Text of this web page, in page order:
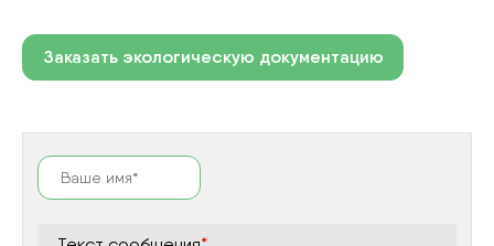
Заказать экологическую документацию